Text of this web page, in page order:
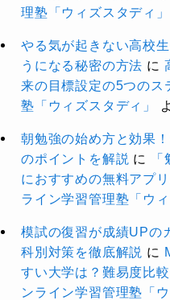
理塾「ウィズスタディ」
やる気が起きない高校
うになる秘密の方法 に
来の目標設定の5つのス
塾「ウィズスタディ」
朝勉強の始め方と効果
のポイントを解説 に
におすすめの無料アプ
ライン学習管理塾「ウィ
模試の復習が成績UPの
科別対策を徹底解説 に
すい大学は？難易度比
ンライン学習管理塾「